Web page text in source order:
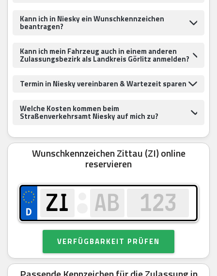
Kann ich in Niesky ein Wunschkennzeichen
beantragen?
Kann ich mein Fahrzeug auch in einem anderen
Zulassungsbezirk als Landkreis Görlitz anmelden?
Termin in Niesky vereinbaren & Wartezeit sparen
Welche Kosten kommen beim
Straßenverkehrsamt Niesky auf mich zu?
Wunschkennzeichen Zittau (ZI) online
reservieren
VERFÜGBARKEIT PRÜFEN